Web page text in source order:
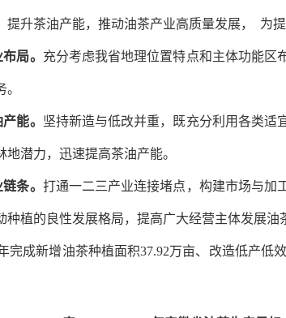
提升茶油产能，推动油茶产业高质量发展， 为
局。 充分考虑我省地理位置特点和主体功能区
能。 坚持新造与低改并重，既充分利用各类适
潜力，迅速提高茶油产能。
条。 打通一二三产业连接堵点，构建市场与加
种植的良性发展格局，提高广大经营主体发展油
完成新增油茶种植面积37.92万亩、改造低产低